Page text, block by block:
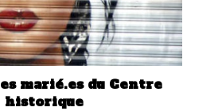
marié.es du Centre
historique